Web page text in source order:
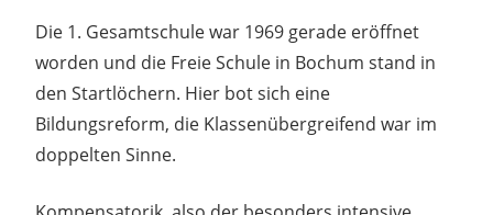
Die 1. Gesamtschule war 1969 gerade eröffnet
worden und die Freie Schule in Bochum stand in
den Startlöchern. Hier bot sich eine
Bildungsreform, die Klassenübergreifend war im
doppelten Sinne.